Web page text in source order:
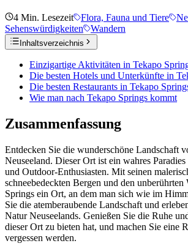
4 Min. Lesezeit Flora, Fauna und Tiere
Sehenswürdigkeiten
Wandern
Inhaltsverzeichnis
Einzigartige Aktivitäten in Tekapo
Die besten Hotels und Unterkünfte in
Die besten Restaurants in Tekapo
Wie man nach Tekapo Springs kommt
Zusammenfassung
Entdecken Sie die wunderschöne Landschaft
Neuseeland. Dieser Ort ist ein wahres
und Outdoor-Enthusiasten. Mit seinen
schneebedeckten Bergen und den
Springs ein Ort, an dem man sich wie im
Sie die atemberaubende Landschaft und
Natur Neuseelands. Genießen Sie die Ruhe
dieser Ort zu bieten hat, und machen Sie eine
vergessen werden.